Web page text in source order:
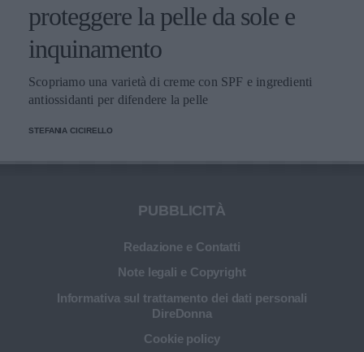
proteggere la pelle da sole e
inquinamento
Scopriamo una varietà di creme con SPF e ingredienti
antiossidanti per difendere la pelle
STEFANIA CICIRELLO
PUBBLICITÀ
Redazione e Contatti
Note legali e Copyright
Informativa sul trattamento dei dati personali
DireDonna
Cookie policy